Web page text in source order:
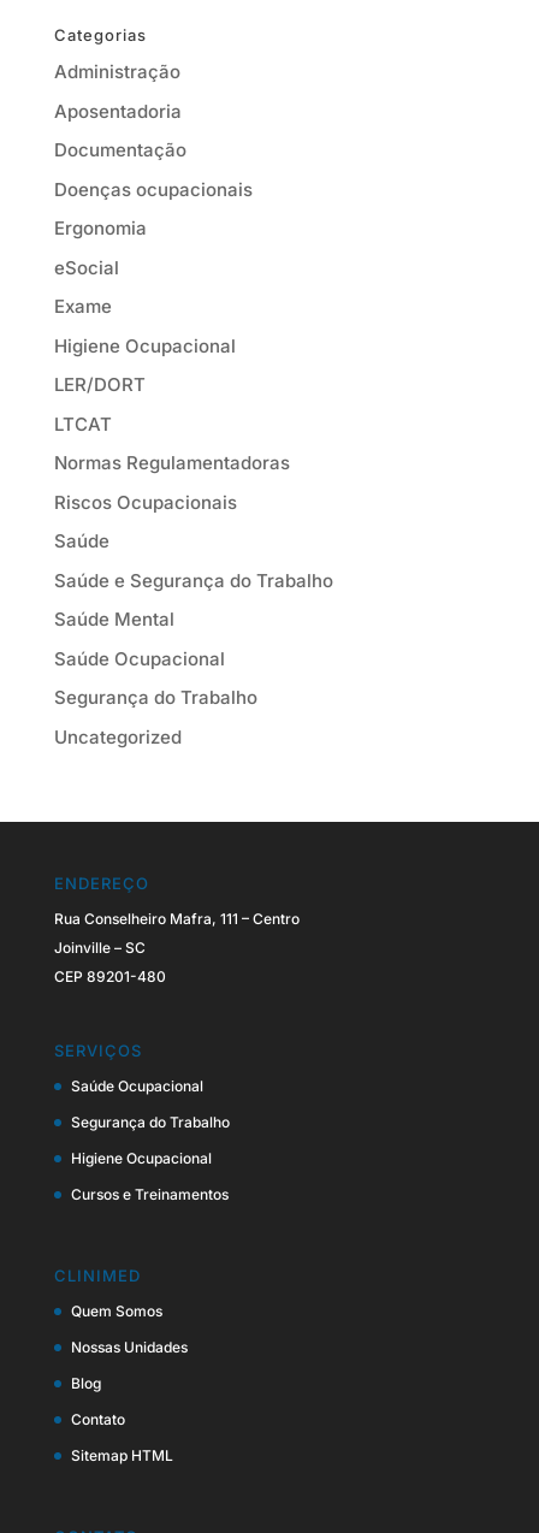
Categorias
Administração
Aposentadoria
Documentação
Doenças ocupacionais
Ergonomia
eSocial
Exame
Higiene Ocupacional
LER/DORT
LTCAT
Normas Regulamentadoras
Riscos Ocupacionais
Saúde
Saúde e Segurança do Trabalho
Saúde Mental
Saúde Ocupacional
Segurança do Trabalho
Uncategorized
ENDEREÇO
Rua Conselheiro Mafra, 111 – Centro
Joinville – SC
CEP 89201-480
SERVIÇOS
Saúde Ocupacional
Segurança do Trabalho
Higiene Ocupacional
Cursos e Treinamentos
CLINIMED
Quem Somos
Nossas Unidades
Blog
Contato
Sitemap HTML